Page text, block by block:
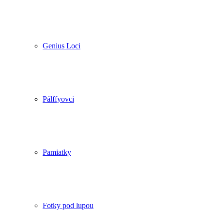
Genius Loci
Pálffyovci
Pamiatky
Fotky pod lupou